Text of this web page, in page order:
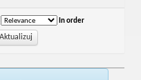
In order